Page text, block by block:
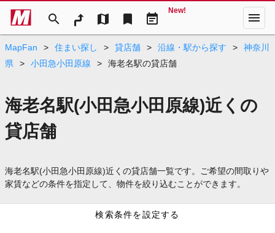
search map bookmark event_note
New! menu
MapFan > 住まい探し > 貸店舗 > 沿線・駅から探す >
神奈川
県
> 小田急小田原線 > 海老名駅の貸店舗
海老名駅(小田急小田原線)近くの
貸店舗
海老名駅(小田急小田原線)近くの貸店舗一覧です。ご希望の間取りや
家賃などの条件を指定して、物件を絞り込むことができます。
検索条件を設定する